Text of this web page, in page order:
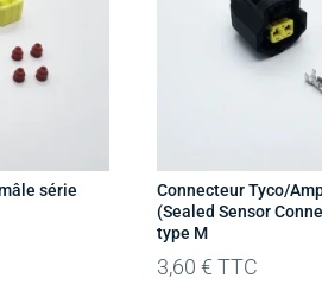
série
Connecteur Tyco/
(Sealed Sensor
type M
3,60€ TTC